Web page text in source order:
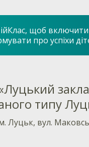
щоб
про успіхи
типу
Луцьк, вул.